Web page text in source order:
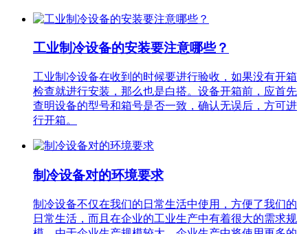
工业制冷设备的安装要注意哪些？
工业制冷设备在收到的时候要进行验收，如果没有开箱
检查就进行安装，那么也是白搭。设备开箱前，应首先
查明设备的型号和箱号是否一致，确认无误后，方可进
行开箱。
制冷设备对的环境要求
制冷设备不仅在我们的日常生活中使用，方便了我们的
日常生活，而且在企业的工业生产中有着很大的需求规